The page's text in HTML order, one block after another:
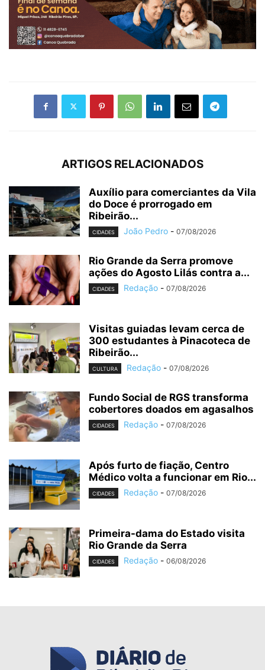
ARTIGOS RELACIONADOS
Auxílio para comerciantes da Vila
do Doce é prorrogado em
Ribeirão...
CIDADES João Pedro - 07/08/2026
Rio Grande da Serra promove
ações do Agosto Lilás contra a...
CIDADES Redação - 07/08/2026
Visitas guiadas levam cerca de
300 estudantes à Pinacoteca de
Ribeirão...
CULTURA Redação - 07/08/2026
Fundo Social de RGS transforma
cobertores doados em agasalhos
CIDADES Redação - 07/08/2026
Após furto de fiação, Centro
Médico volta a funcionar em Rio...
CIDADES Redação - 07/08/2026
Primeira-dama do Estado visita
Rio Grande da Serra
CIDADES Redação - 06/08/2026